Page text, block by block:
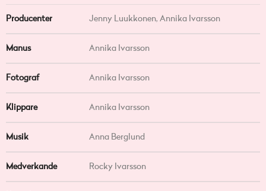
Producenter Jenny Luukkonen, Annika Ivarsson
Manus Annika Ivarsson
Fotograf Annika Ivarsson
Klippare Annika Ivarsson
Musik Anna Berglund
Medverkande Rocky Ivarsson